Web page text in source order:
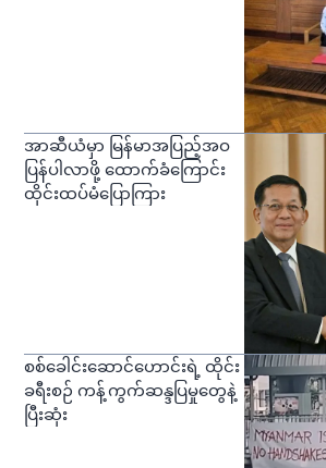
အာဆီယံမှာ မြန်မာအပြည့်အဝ
ပြန်ပါလာဖို့ ထောက်ခံကြောင်း
ထိုင်းထပ်မံပြောကြား
စစ်ခေါင်းဆောင်ဟောင်းရဲ့ ထိုင်း
ခရီးစဉ် ကန့်ကွက်ဆန္ဒပြမှုတွေနဲ့
ပြီးဆုံး